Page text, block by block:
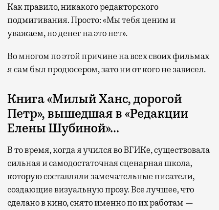
Как правило, никакого редакторского
подмигивания. Просто: «Мы тебя ценим и
уважаем, но денег на это нет».
Во многом по этой причине на всех своих фильмах
я сам был продюсером, зато ни от кого не зависел.
Книга «Милый Ханс, дорогой
Петр», вышедшая в «Редакции
Елены Шубиной»…
В то время, когда я учился во ВГИКе, существовала
сильная и самодостаточная сценарная школа,
которую составляли замечательные писатели,
создающие визуальную прозу. Все лучшее, что
сделано в кино, снято именно по их работам —